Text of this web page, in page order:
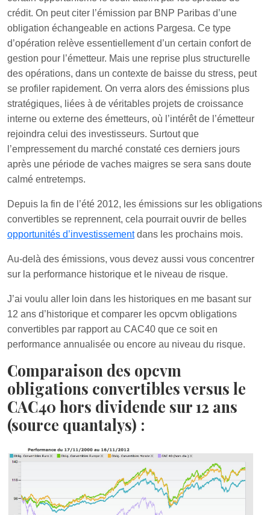
crédit. On peut citer l’émission par BNP Paribas d’une
obligation échangeable en actions Pargesa. Ce type
d’opération relève essentiellement d’un certain confort de
gestion pour l’émetteur. Mais une reprise plus structurelle
des opérations, dans un contexte de baisse du stress, peut
se profiler rapidement. On verra alors des émissions plus
stratégiques, liées à de véritables projets de croissance
interne ou externe des émetteurs, où l’intérêt de l’émetteur
rejoindra celui des investisseurs. Surtout que
l’empressement du marché constaté ces derniers jours
après une période de vaches maigres se sera sans doute
calmé entretemps.
Depuis la fin de l’été 2012, les émissions sur les obligations
convertibles se reprennent, cela pourrait ouvrir de belles
opportunités d’investissementdans les prochains mois.
Au-delà des émissions, vous devez aussi vous concentrer
sur la performance historique et le niveau de risque.
J’ai voulu aller loin dans les historiques en me basant sur
12 ans d’historique et comparer les opcvm obligations
convertibles par rapport au CAC40 que ce soit en
performance annualisée ou encore au niveau du risque.
Comparaison des opcvm
obligations convertibles versus le
CAC40 hors dividende sur 12 ans
(source quantalys) :